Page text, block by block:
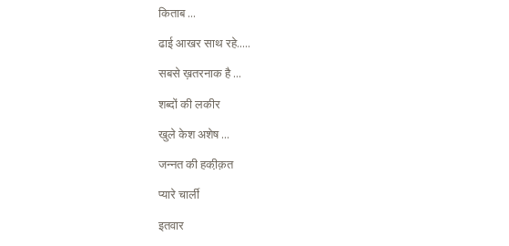
किताब ...
ढाई आखर साथ रहे.....
सबसे ख़तरनाक है ...
शब्दों की लकीर
खुले केश अशेष ...
जन्नत की हकी़क़त
प्यारे चार्ली
इतवार